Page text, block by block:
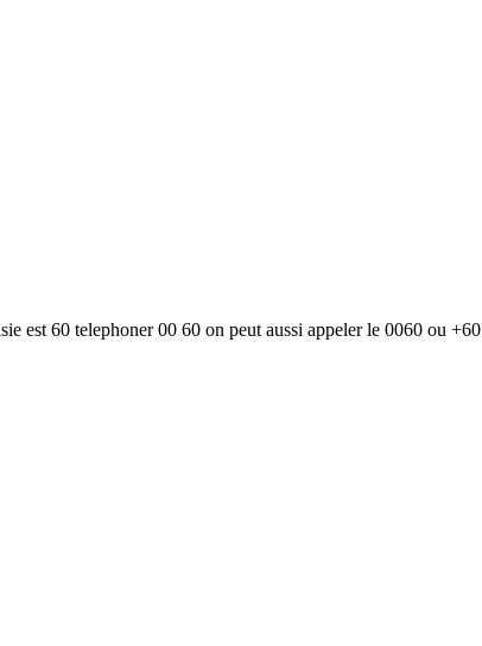
est 60 telephoner 00 60 on peut aussi appeler le 0060 ou +60